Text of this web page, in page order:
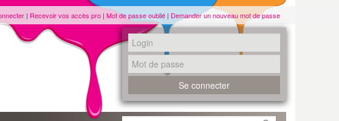
| Recevoir vos accès pro | Mot de passe oublié | Demander un nouveau mot de passe